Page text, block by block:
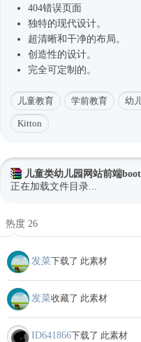
404错误页面
独特的现代设计。
超清晰和干净的布局。
创造性的设计。
完全可定制的。
儿童教育 学前教育 幼
Kitton
儿童类幼儿园网站前端
正在加载文件目录...
热度 26
发菜下载了 此素材
发菜收藏了 此素材
ID641866下载了 此素材